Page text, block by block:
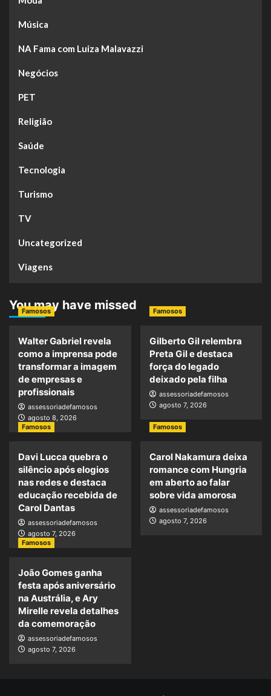
Música
NA Fama com Luiza Malavazzi
Negócios
PET
Religião
Saúde
Tecnologia
Turismo
TV
Uncategorized
Viagens
You may have missed
Famosos
Walter Gabriel revela
como a imprensa pode
transformar a imagem
de empresas e
profissionais
assessoriadefamosos
agosto 8, 2026
Famosos
Gilberto Gil relembra
Preta Gil e destaca
força do legado
deixado pela filha
assessoriadefamosos
agosto 7, 2026
Famosos
Davi Lucca quebra o
silêncio após elogios
nas redes e destaca
educação recebida de
Carol Dantas
assessoriadefamosos
agosto 7, 2026
Famosos
Carol Nakamura deixa
romance com Hungria
em aberto ao falar
sobre vida amorosa
assessoriadefamosos
agosto 7, 2026
Famosos
João Gomes ganha
festa após aniversário
na Austrália, e Ary
Mirelle revela detalhes
da comemoração
assessoriadefamosos
agosto 7, 2026